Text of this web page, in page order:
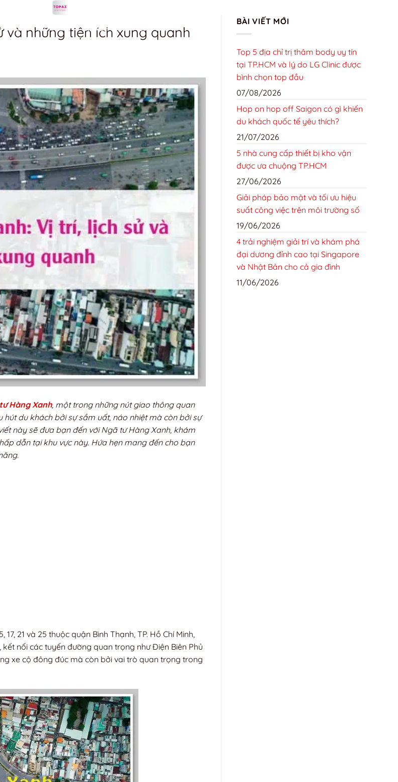
THỰC MUA SẮM KHÁCH SẠN LÀM ĐẸP TIN TỨC
và những tiện ích xung quanh
Hàng Xanh, một trong những nút giao thông quan
du khách bởi sự sầm uất, náo nhiệt mà còn bởi sự
này sẽ đưa bạn đến với Ngã tư Hàng Xanh, khám
dẫn tại khu vực này. Hứa hẹn mang đến cho bạn
21 và 25 thuộc quận Bình Thạnh, TP. Hồ Chí Minh,
nối các tuyến đường quan trọng như Điện Biên Phủ
xe cộ đông đúc mà còn bởi vai trò quan trọng trong
BÀI VIẾT MỚI
Top 5 địa chỉ trị thâm body uy tín
tại TP.HCM và lý do LG Clinic được
bình chọn top đầu
07/08/2026
Hop on hop off Saigon có gì khiến
du khách quốc tế yêu thích?
21/07/2026
5 nhà cung cấp thiết bị kho vận
được ưa chuộng TP.HCM
27/06/2026
Giải pháp bảo mật và tối ưu hiệu
suất công việc trên môi trường số
19/06/2026
4 trải nghiệm giải trí và khám phá
đại dương đỉnh cao tại Singapore
và Nhật Bản cho cả gia đình
11/06/2026